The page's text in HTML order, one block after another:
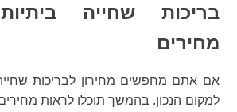
בריכות שחייה
מחירים
אם אתם מחפשים מחירון לבריכות
למקום הנכון. בהמשך תוכלו לראות